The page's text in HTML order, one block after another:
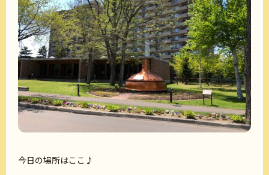
今日の場所はここ♪